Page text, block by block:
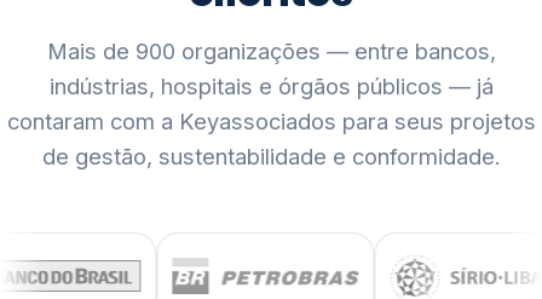
Mais de 900 organizações — entre bancos,
indústrias, hospitais e órgãos públicos — já
contaram com a Keyassociados para seus projetos
de gestão, sustentabilidade e conformidade.